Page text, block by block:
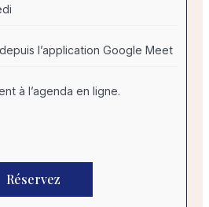
l’application Google Meet
à l’agenda en ligne.
Réservez